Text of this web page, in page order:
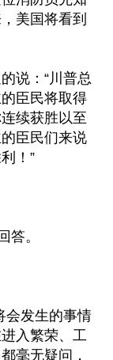
美国将看到
说：“川普总
臣民将取得
续获胜以至
臣民们来说
！”
答。
会发生的事情
入繁荣、工
毫无疑问，